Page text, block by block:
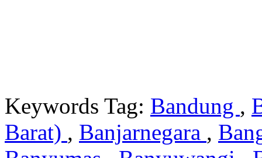
Keywords Tag: Bandung ,
Barat) , Banjarnegara ,